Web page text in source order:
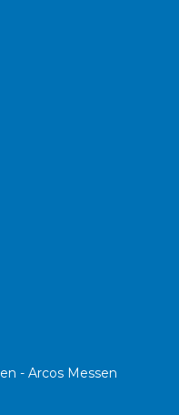
- Arcos Messen